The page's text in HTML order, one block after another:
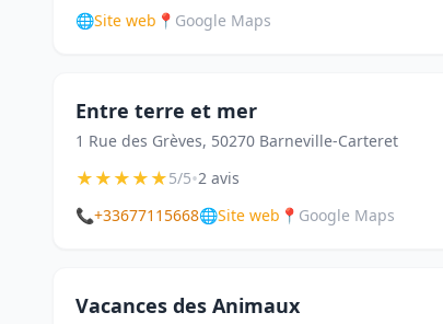
🌐Site web 📍 Google Maps
Entre terre et mer
1 Rue des Grèves, 50270 Barneville-Carteret
★★★★★5/5•2 avis
📞+33677115668🌐Site web 📍 Google Maps
Vacances des Animaux